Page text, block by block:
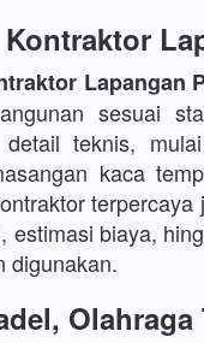
Kontraktor
Lapangan
sesuai
detail teknis,
kaca
estimasi biaya,
digunakan.